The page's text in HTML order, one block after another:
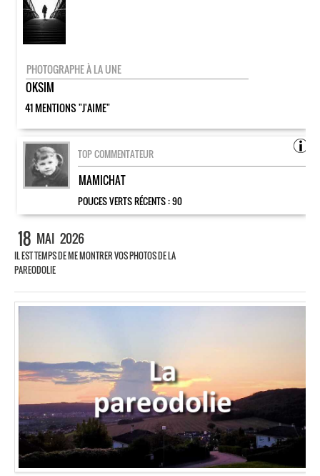
PHOTOGRAPHE À LA UNE
OKSIM
41 MENTIONS "J'AIME"
TOP COMMENTATEUR
MAMICHAT
POUCES VERTS RÉCENTS :90
18 MAI 2026
IL EST TEMPS DE ME MONTRER VOS PHOTOS DE LA
PAREODOLIE